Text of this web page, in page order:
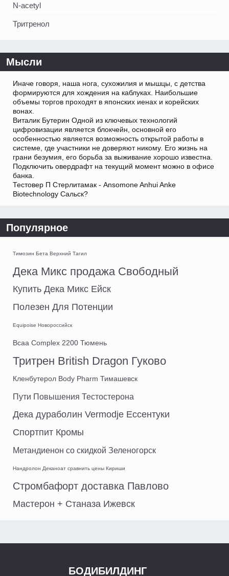
N-acetyl
Тритренол
Мысли
Иначе говоря, наша нога, сухожилия и мышцы, с детства
формируются для хождения на каблуках. Наибольшие
объемы торгов проходят в японских иенах и корейских
вонах.
Виталик Бутерин Одной из ключевых технологий
цифровизации является блокчейн, основной его
особенностью является возможность открытой работы в
системе, где участники не доверяют никому. Его жизнь на
грани безумия, его борьба за выживание хорошо известна.
Подключить овердрафт на текущий момент можно в офисе
банка.
Тестовер П Стерлитамак - Ansomone Anhui Anke
Biotechnology Сальск?
Популярное
Tимозин Бета Верхний Тагил
Дека Микс продажа Свободный
Купить Дека Микс Ейск
Полезен Для Потенции
Equipoise Новороссийск
Bcaa Complex 2200 Тюмень
Тритрен British Dragon Гуково
Кленбутерол Body Pharm Тимашевск
Пути Повышения Тестостерона
Дека дураболин Vermodje Ессентуки
Спортпит Кромы
Метандиенон со скидкой Зеленогорск
Нандролон Деканоат сравнить цены Кириши
Стромбафорт доставка Павлово
Мастерон + Станаза Ижевск
БОДИБИЛДИНГ